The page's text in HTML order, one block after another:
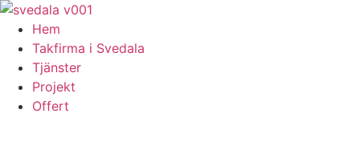
Skip
content
Hem
Takfirma i Svedala
Tjänster
Projekt
Offert